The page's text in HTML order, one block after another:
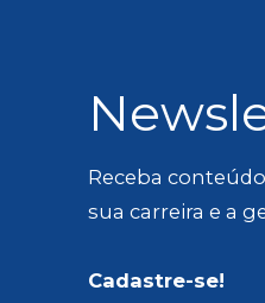
Receba
sua carreira e a
Cadastre-se!